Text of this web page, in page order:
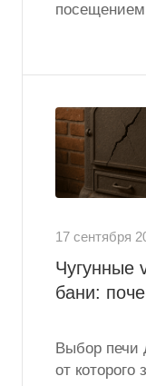
17 сентября
Чугунные
бани:
Выбор печи
от которого